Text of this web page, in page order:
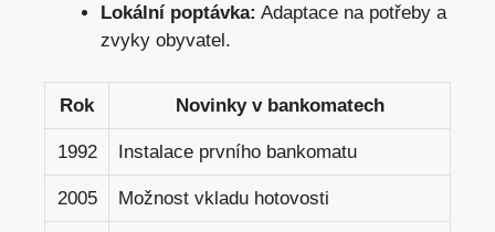
Lokální poptávka: Adaptace na potřeby a
zvyky obyvatel.
Rok Novinky v bankomatech
1992 Instalace prvního bankomatu
2005 Možnost vkladu hotovosti